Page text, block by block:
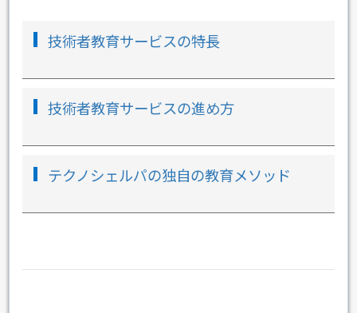
技術者教育サービスの特長
技術者教育サービスの進め方
テクノシェルパの独自の教育メソッド